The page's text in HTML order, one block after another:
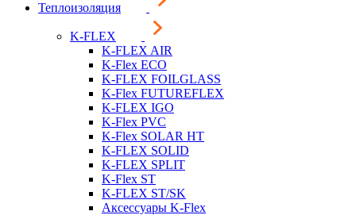
Теплоизоляция
K-FLEX
K-FLEX AIR
K-Flex ECO
K-FLEX FOILGLASS
K-Flex FUTUREFLEX
K-FLEX IGO
K-Flex PVC
K-Flex SOLAR HT
K-FLEX SOLID
K-FLEX SPLIT
K-Flex ST
K-FLEX ST/SK
Аксессуары K-Flex